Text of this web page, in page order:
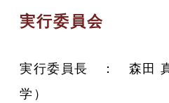
実行委員会
実行委員長 ： 森田
学）